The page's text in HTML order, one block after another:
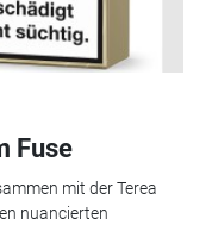
Fuse
mit der Terea
nuancierten